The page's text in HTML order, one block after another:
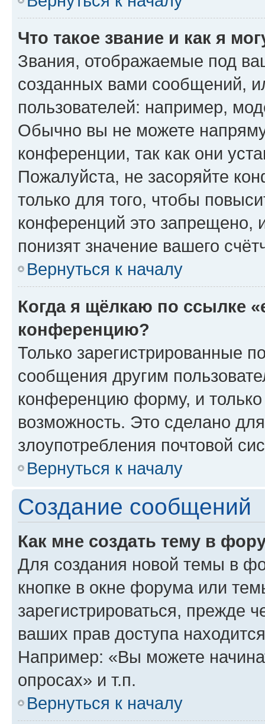
Что такое звание и как я
Звания, отображаемые под
созданных вами сообщений,
пользователей: например,
Обычно вы не можете
конференции, так как они
Пожалуйста, не засоряйте
только для того, чтобы
конференций это запрещено,
понизят значение вашего
Вернуться к началу
Когда я щёлкаю по ссылке
конференцию?
Только зарегистрированные
сообщения другим
конференцию форму, и
возможность. Это сделано
злоупотребления почтовой
Вернуться к началу
Создание сообщений
Как мне создать тему в
Для создания новой темы в
кнопке в окне форума или
зарегистрироваться, прежде
ваших прав доступа
Например: «Вы можете
опросах» и т.п.
Вернуться к началу